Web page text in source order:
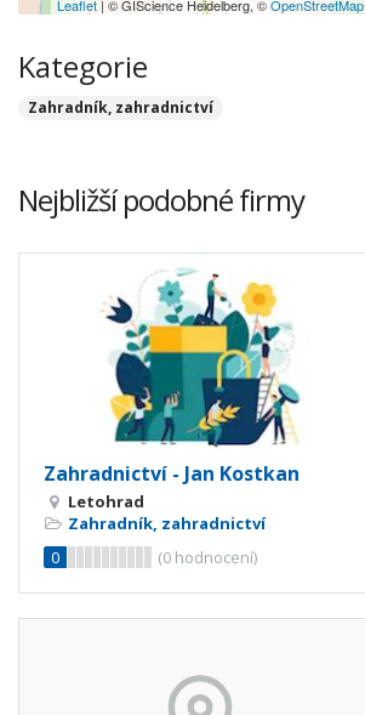
Leaflet| © GIScience Heidelberg, ©OpenStreetMap
Kategorie
Zahradník, zahradnictví
Nejbližší podobné firmy
Zahradnictví - Jan Kostkan
Letohrad
Zahradník, zahradnictví
0
(0 hodnocení)